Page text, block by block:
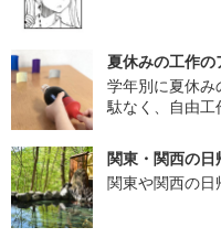
夏休みの工作の
学年別に夏休
駄なく、自由工
関東・関西の日
関東や関西の日